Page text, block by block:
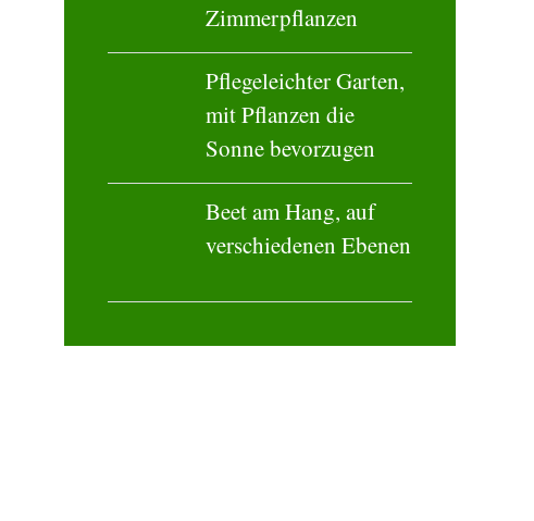
Zimmerpflanzen
Pflegeleichter Garten,
mit Pflanzen die
Sonne bevorzugen
Beet am Hang, auf
verschiedenen Ebenen